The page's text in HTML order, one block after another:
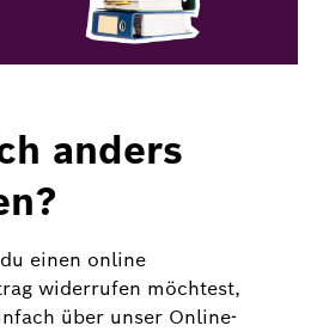
anders
einen online
widerrufen möchtest,
über unser Online-